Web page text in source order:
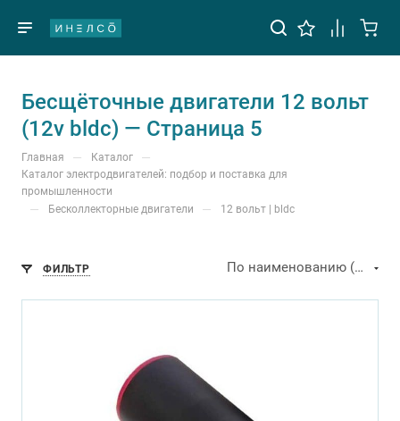
Бесщёточные двигатели 12 вольт
(12v bldc) — Страница 5
Главная — Каталог —
Каталог электродвигателей: подбор и поставка для
промышленности
— Бесколлекторные двигатели — 12 вольт | bldc
ФИЛЬТР По наименованию (А-Я)